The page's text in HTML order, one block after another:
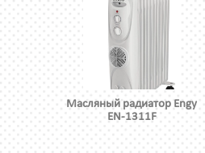
Масляный радиатор Engy
EN-1311F